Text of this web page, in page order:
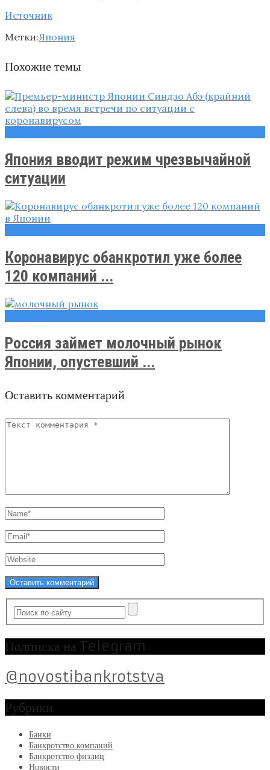
Источник
Метки:Япония
Похожие темы
Япония вводит режим чрезвычайной
ситуации
Коронавирус обанкротил уже более
120 компаний ...
Россия займет молочный рынок
Японии, опустевший ...
Оставить комментарий
Подписка на Telegram
@novostibankrotstva
Рубрики
Банки
Банкротство компаний
Банкротство физлиц
Новости